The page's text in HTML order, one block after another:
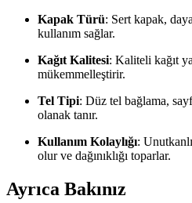
Kapak Türü: Sert kapak,
kullanım sağlar.
Kağıt Kalitesi: Kaliteli kağıt
mükemmelleştirir.
Tel Tipi: Düz tel bağlama,
olanak tanır.
Kullanım Kolaylığı:
olur ve dağınıklığı toparlar.
Ayrıca Bakınız